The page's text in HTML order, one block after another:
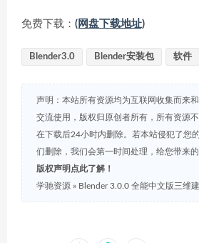
免费下载： (网盘下载地址)
Blender3.0 Blender安装包 软件
声明：本站所有资源均为互联网收集而来
交流使用，版权归原创者所有，所有资源
在下载后24小时内删除。若本站侵犯了您
们删除，我们会第一时间处理，给您带来的
版权声明点此了解！
学驰资源 » Blender 3.0.0 全能中文版三维